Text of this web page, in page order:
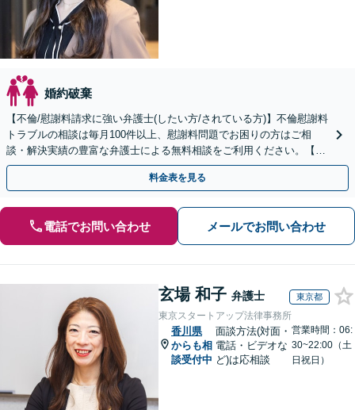
婚約破棄
【不倫/慰謝料請求に強い弁護士(したい方/されている方)】不倫慰謝料
トラブルの相談は毎月100件以上、慰謝料問題でお困りの方はご相
談・解決実績の豊富な弁護士による無料相談をご利用ください。【不
倫相談は初回0円】【全国対応】
料金表を見る
電話でお問い合わせ メールでお問い合わせ
玄場 和子 弁護士 東京都
東京スタートアップ法律事務所
香川県
からも相
談受付中
面談方法(対面・
電話・ビデオな
ど)は応相談
営業時間：06:
30~22:00（土
日祝日）